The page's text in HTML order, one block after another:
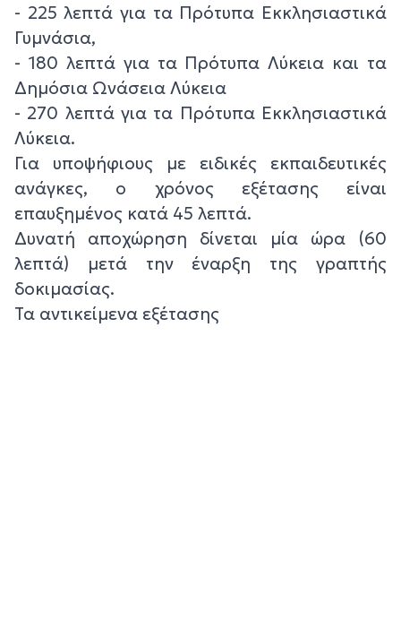
- 225 λεπτά για τα Πρότυπα Εκκλησιαστικά
Γυμνάσια,
- 180 λεπτά για τα Πρότυπα Λύκεια και τα
Δημόσια Ωνάσεια Λύκεια
- 270 λεπτά για τα Πρότυπα Εκκλησιαστικά
Λύκεια.
Για υποψήφιους με ειδικές εκπαιδευτικές
ανάγκες, ο χρόνος εξέτασης είναι
επαυξημένος κατά 45 λεπτά.
Δυνατή αποχώρηση δίνεται μία ώρα (60
λεπτά) μετά την έναρξη της γραπτής
δοκιμασίας.
Τα αντικείμενα εξέτασης